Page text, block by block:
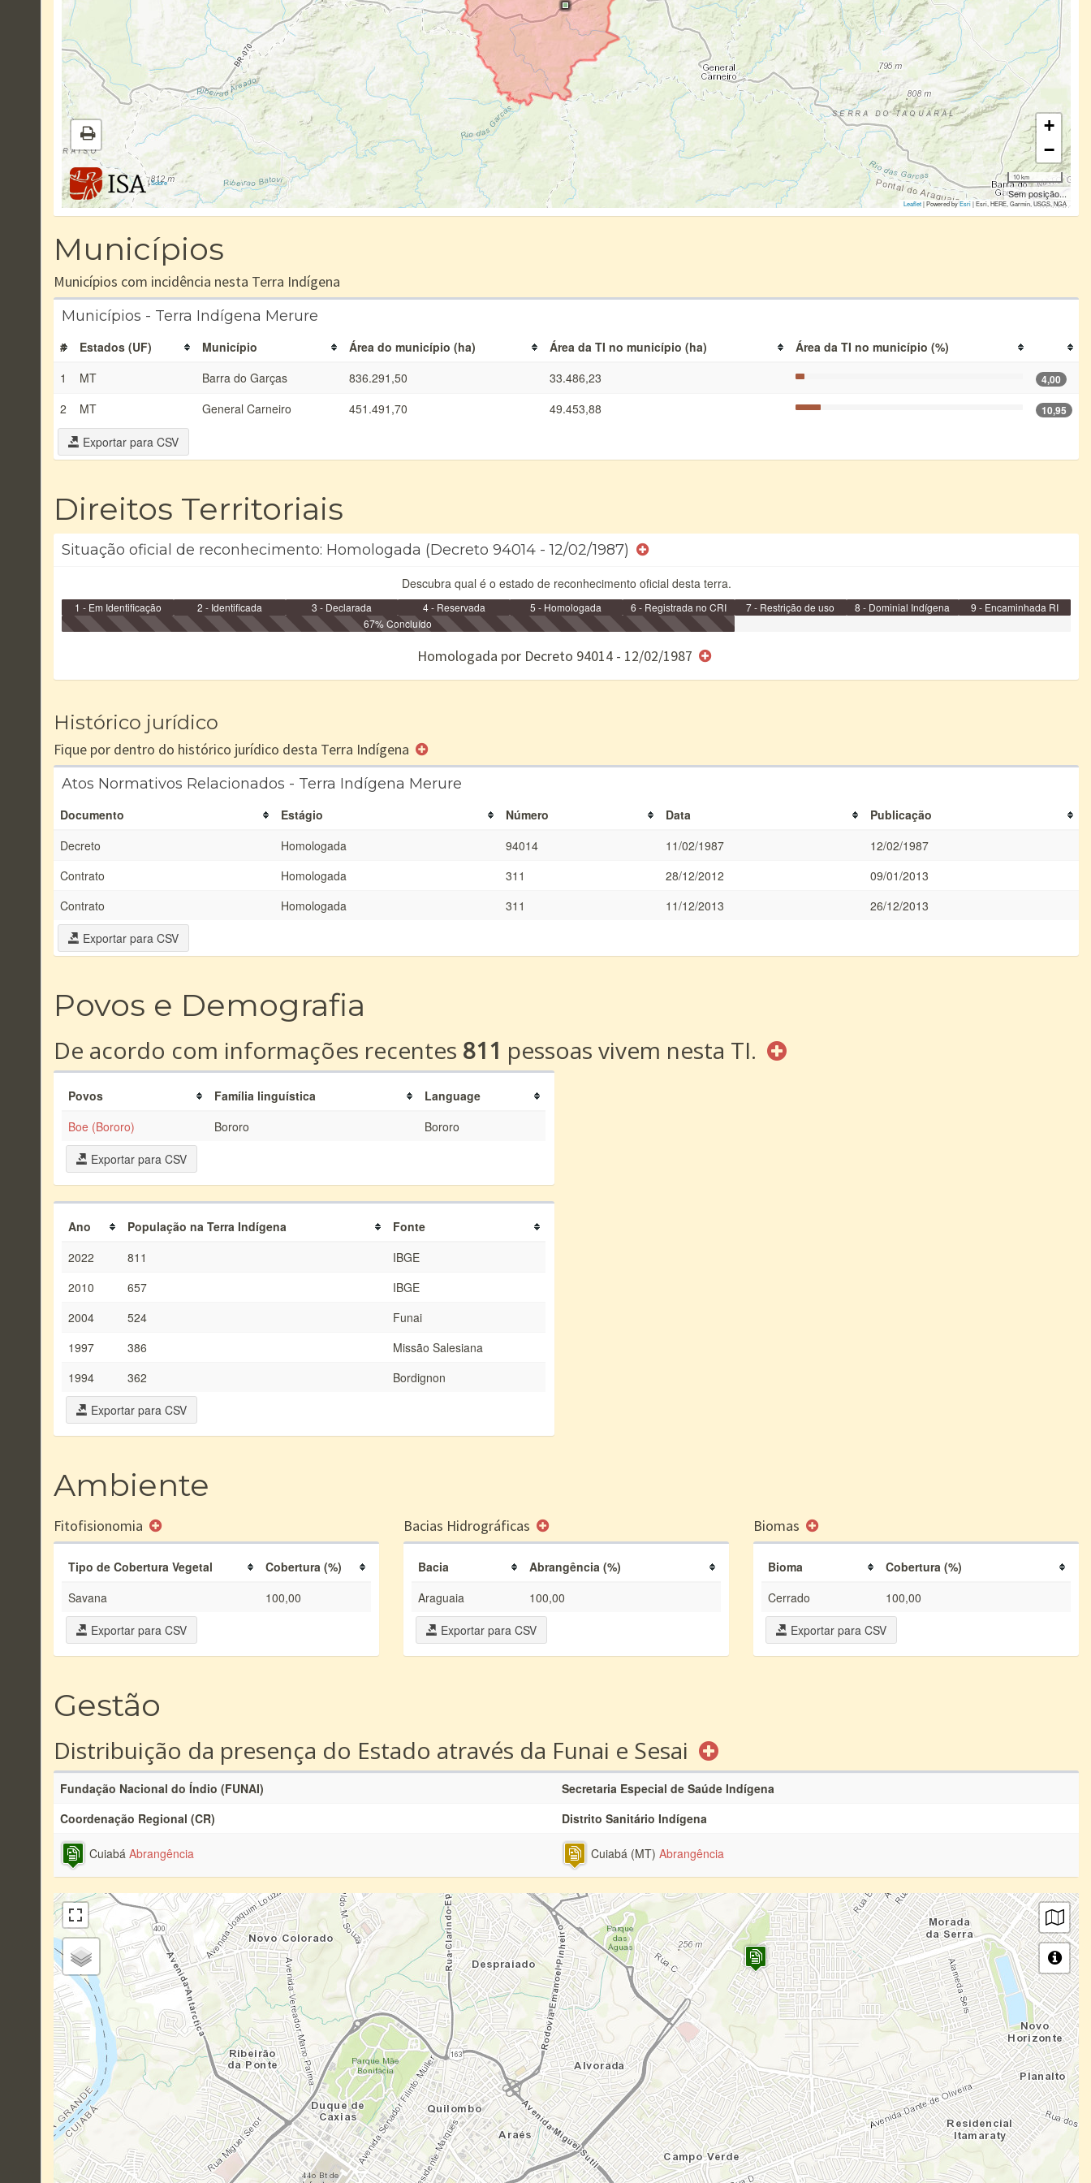
|Sobre
+
−
10 km
Sem posição...
Leaflet| Powered byEsri|Esri, HERE, Garmin, USGS, NGA
Municípios
Municípios com incidência nesta Terra Indígena
Municípios - Terra Indígena Merure
# Estados (UF) Município Área do município (ha) Área da TI no município (ha)
Área da TI no município (%)
1
MT Barra do Garças 836.291,50 33.486,23 4,00
2 MT General Carneiro 451.491,70 49.453,88 10,95
Exportar para CSV
Direitos Territoriais
Situação oficial de reconhecimento: Homologada (Decreto 94014 - 12/02/1987)
Descubra qual é o estado de reconhecimento oficial desta terra.
1 - Em Identificação 2 - Identificada 3 - Declarada 4 - Reservada 5 - Homologada
6 - Registrada no CRI
e/ou SPU
7 - Restrição de uso 8 - Dominial Indígena
9 - Encaminhada RI
67% Concluído
Homologada por Decreto 94014 - 12/02/1987
Histórico jurídico
Fique por dentro do histórico jurídico desta Terra Indígena
Atos Normativos Relacionados - Terra Indígena Merure
Documento Estágio Número Data
Publicação
Decreto
Homologada 94014 11/02/1987
12/02/1987
Contrato
Homologada 311 28/12/2012
09/01/2013
Contrato
Homologada 311 11/12/2013
26/12/2013
Exportar para CSV
Povos e Demografia
De acordo com informações recentes 811 pessoas vivem nesta TI.
Povos Família linguística
Language
Boe (Bororo)
Bororo
Bororo
Exportar para CSV
Ano População na Terra Indígena
Fonte
2022
811
IBGE
2010
657
IBGE
2004
524
Funai
1997
386
Missão Salesiana
1994
362
Bordignon
Exportar para CSV
Ambiente
Fitofisionomia
Tipo de Cobertura Vegetal
Cobertura (%)
Savana
100,00
Exportar para CSV
Bacias Hidrográficas
Bacia
Abrangência (%)
Araguaia
100,00
Exportar para CSV
Biomas
Bioma
Cobertura (%)
Cerrado
100,00
Exportar para CSV
Gestão
Distribuição da presença do Estado através da Funai e Sesai
Fundação Nacional do Índio (FUNAI)
Secretaria Especial de Saúde Indígena
Coordenação Regional (CR)
Distrito Sanitário Indígena
Cuiabá Abrangência Cuiabá (MT) Abrangência